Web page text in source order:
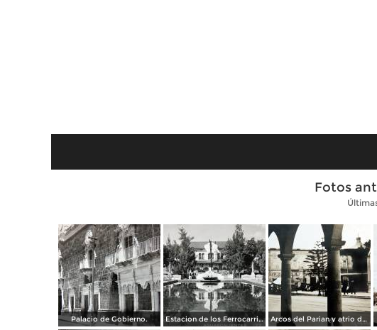
Fotos
Palacio de Gobierno. Estacion de los Ferrocarriles Nacionales. Arcos del Parian y atrio de Santiago.